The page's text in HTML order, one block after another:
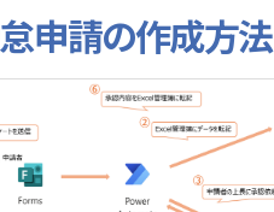
申請の作成方法